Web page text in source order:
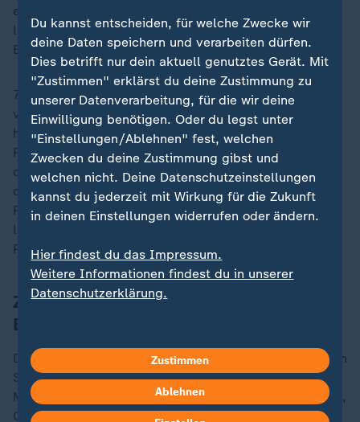
einen wichtigen Beitrag zur Lösung dieser Probleme
leisten wird, glauben aber lediglich 24 Prozent der
Befragten.
72 Prozent, darunter mehrheitlich auch die Anhänger
vonCDU/CSU (52 Prozent) undSPD (60 Prozent),
haben in diesem Bereich kein Vertrauen in die
Regierung. Hinsichtlich der zukünftigen Finanzierung
derRenten sind 17 Prozent für höhere Rentenbeiträge
der Berufstätigen, 20 Prozent für ein späteres
Renteneintrittsalter, 32 Prozent plädieren für
langsamer steigende Renten und knapp ein Drittel (31
Prozent) antwortet hier mit "weiß nicht".
Zusammenarbeit in der
Bundesregierung
Die Streitigkeiten zwischen Union und SPD hinterlassen
Spuren: Nach 100 Tagen Schwarz-Rot ist nur eine
Minderheit von 32 Prozent der Deutschen der Meinung,
CDU/CSU und SPD würden in der Bundesregierung
Du kannst entscheiden, für welche Zwecke wir
deine Daten speichern und verarbeiten dürfen.
Dies betrifft nur dein aktuell genutztes Gerät. Mit
"Zustimmen" erklärst du deine Zustimmung zu
unserer Datenverarbeitung, für die wir deine
Einwilligung benötigen. Oder du legst unter
"Einstellungen/Ablehnen" fest, welchen
Zwecken du deine Zustimmung gibst und
welchen nicht. Deine Datenschutzeinstellungen
kannst du jederzeit mit Wirkung für die Zukunft
in deinen Einstellungen widerrufen oder ändern.
Hier findest du das Impressum.
Weitere Informationen findest du in unserer
Datenschutzerklärung.
Zustimmen
Ablehnen